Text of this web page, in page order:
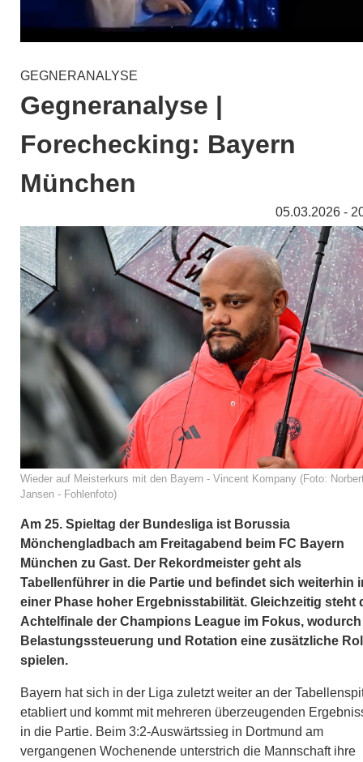
GEGNERANALYSE
Gegneranalyse |
Forechecking: Bayern
München
05.03.2026 -
Wieder auf Meisterkurs mit den Bayern - Vincent Kompany (Foto:
Jansen - Fohlenfoto)
Am 25. Spieltag der Bundesliga ist Borussia
Mönchengladbach am Freitagabend beim FC Bayern
München zu Gast. Der Rekordmeister geht als
Tabellenführer in die Partie und befindet sich weiterhin
einer Phase hoher Ergebnisstabilität. Gleichzeitig steht
Achtelfinale der Champions League im Fokus, wodurch
Belastungssteuerung und Rotation eine zusätzliche
spielen.
Bayern hat sich in der Liga zuletzt weiter an der
etabliert und kommt mit mehreren überzeugenden
in die Partie. Beim 3:2-Auswärtssieg in Dortmund am
vergangenen Wochenende unterstrich die Mannschaft ihre